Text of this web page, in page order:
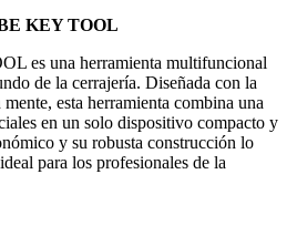
KEY TOOL
es una herramienta multifuncional
de la cerrajería. Diseñada con la
esta herramienta combina una
en un solo dispositivo compacto y
y su robusta construcción lo
para los profesionales de la